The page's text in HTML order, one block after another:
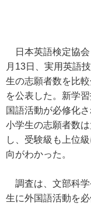
日本英語検定協会
月13日、実用英語
生の志願者数を比
を公表した。新学
国語活動が必修化さ
小学生の志願者数
し、受験級も上位
向がわかった。
調査は、文部科学
生に外国語活動を